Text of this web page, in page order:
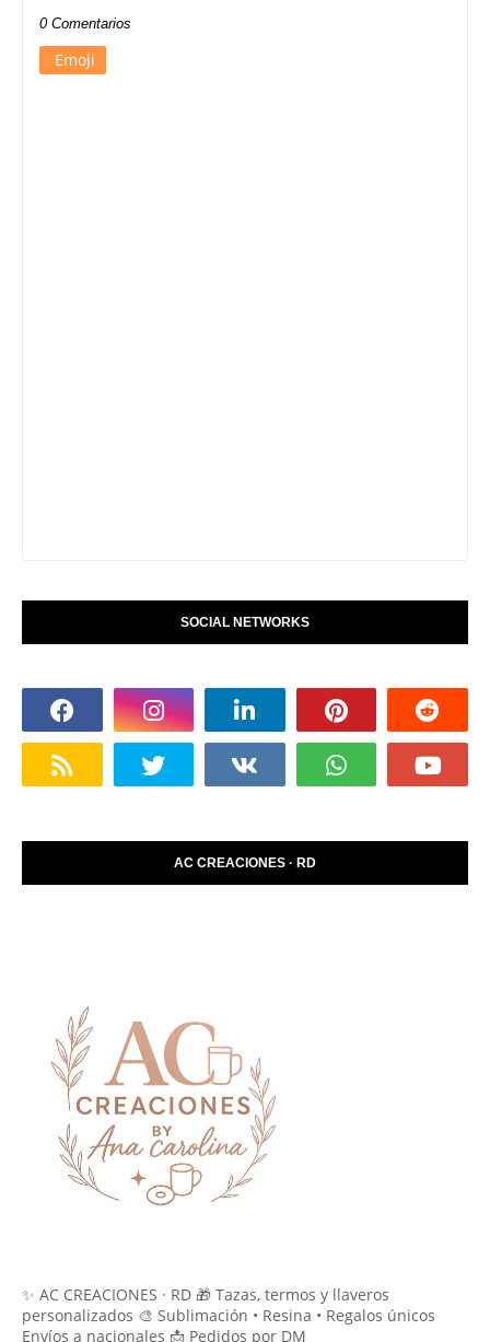
0 Comentarios
Emoji
SOCIAL NETWORKS
AC CREACIONES · RD
✨ AC CREACIONES · RD 🎁 Tazas, termos y llaveros
personalizados 🎨 Sublimación • Resina • Regalos únicos
Envíos a nacionales 📩 Pedidos por DM